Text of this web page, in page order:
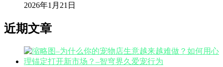
2026年1月21日
近期文章